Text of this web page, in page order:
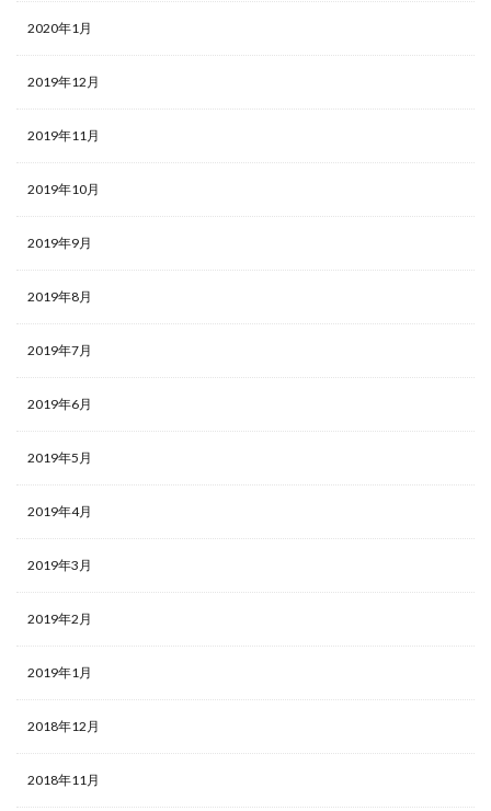
2020年1月
2019年12月
2019年11月
2019年10月
2019年9月
2019年8月
2019年7月
2019年6月
2019年5月
2019年4月
2019年3月
2019年2月
2019年1月
2018年12月
2018年11月